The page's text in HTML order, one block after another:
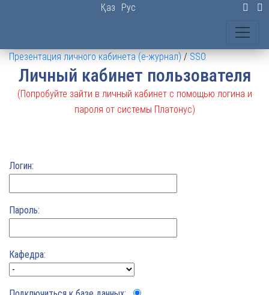
Қаз Рус
Презентация личного кабинета (e-журнал)/SSO
Личный кабинет пользователя
(Попробуйте зайти в личный кабинет с помощью логина и
пароля от системы Платонус)
Логин:
Пароль:
Кафедра: